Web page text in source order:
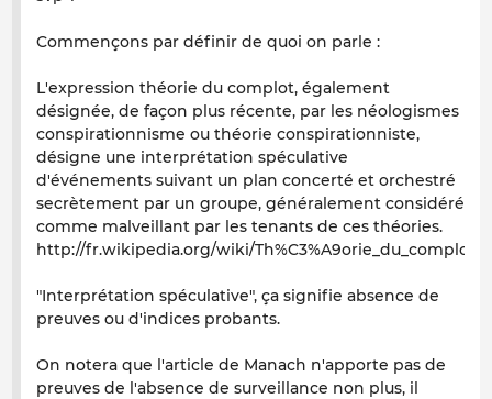
Commençons par définir de quoi on parle :
L'expression théorie du complot, également
désignée, de façon plus récente, par les néologismes
conspirationnisme ou théorie conspirationniste,
désigne une interprétation spéculative
d'événements suivant un plan concerté et orchestré
secrètement par un groupe, généralement considéré
comme malveillant par les tenants de ces théories.
http://fr.wikipedia.org/wiki/Th%C3%A9orie_du_complot
"Interprétation spéculative", ça signifie absence de
preuves ou d'indices probants.
On notera que l'article de Manach n'apporte pas de
preuves de l'absence de surveillance non plus, il